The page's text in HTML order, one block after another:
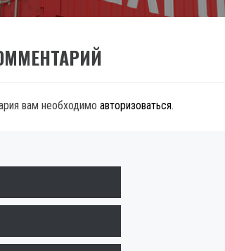
вам необходимо авторизоваться.